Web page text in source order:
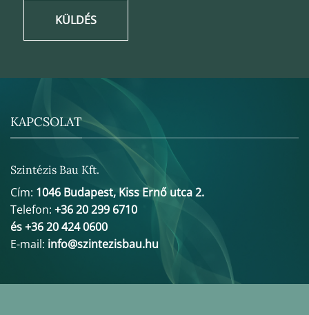
KÜLDÉS
KAPCSOLAT
Szintézis Bau Kft.
Cím: 1046 Budapest, Kiss Ernő utca 2.
Telefon: +36 20 299 6710
és +36 20 424 0600
E-mail: info@szintezisbau.hu